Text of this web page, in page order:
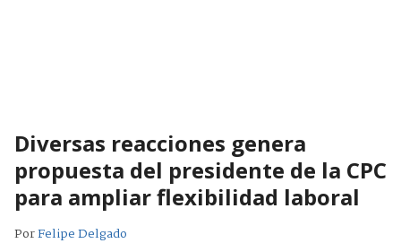
Diversas reacciones genera
propuesta del presidente de la CPC
para ampliar flexibilidad laboral
PorFelipe Delgado